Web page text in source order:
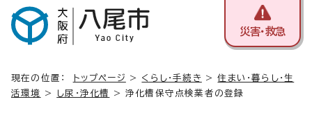
災害・救急
現在の位置： トップページ > くらし・手続き >住まい・暮らし・生
活環境
> し尿・浄化槽 > 浄化槽保守点検業者の登録